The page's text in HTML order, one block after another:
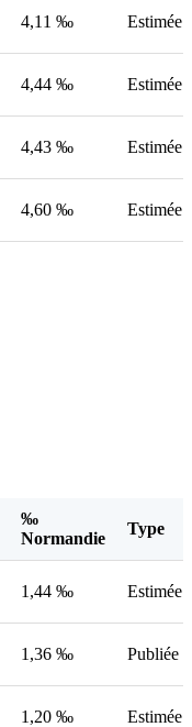
4,11 ‰ Estimée
4,44 ‰ Estimée
4,43 ‰ Estimée
4,60 ‰ Estimée
‰
Normandie
Type
1,44 ‰ Estimée
1,36 ‰ Publiée
1,20 ‰ Estimée